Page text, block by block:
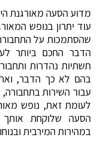
מדוע הסעה מאורגנת
עוד יתרון בנופש
שהסתמכות על התחבורה
הדבר החכם ביותר
תשתיות נהדרות
בהם לא כך הדבר,
עבור השירות
לעומת זאת, נופש
הסעה שלוקחת אותך
במהירות המירבית